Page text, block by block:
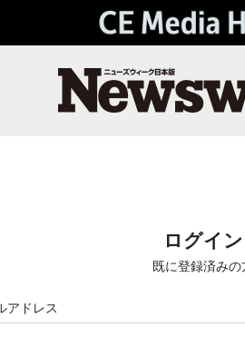
ログイン
既に登録済みの
アドレス